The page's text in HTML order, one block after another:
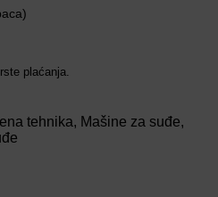
plaćanja.
tehnika, Mašine za suđe,